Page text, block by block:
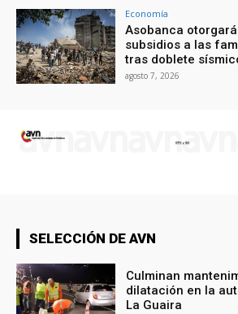
Economía
Asobanca
subsidios a las
tras doblete
agosto 7, 2026
SELECCIÓN DE AVN
Culminan
dilatación en la
La Guaira